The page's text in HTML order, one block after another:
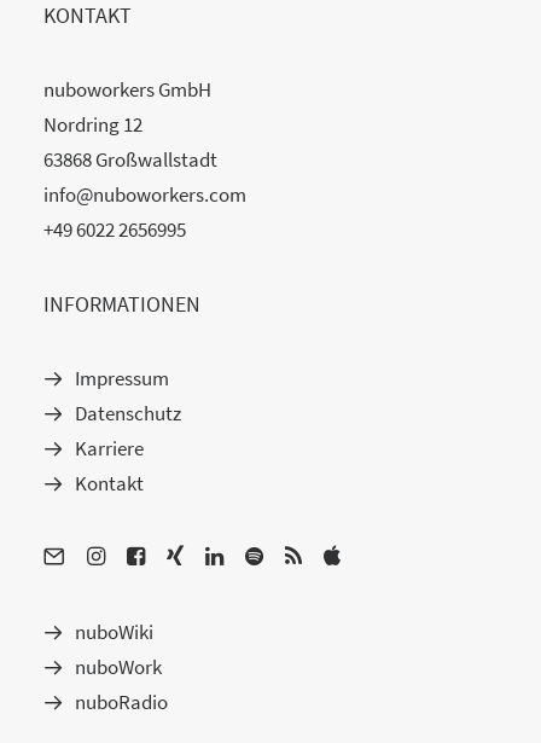
KONTAKT
nuboworkers GmbH
Nordring 12
63868 Großwallstadt
info@nuboworkers.com
+49 6022 2656995
INFORMATIONEN
Impressum
Datenschutz
Karriere
Kontakt
nuboWiki
nuboWork
nuboRadio